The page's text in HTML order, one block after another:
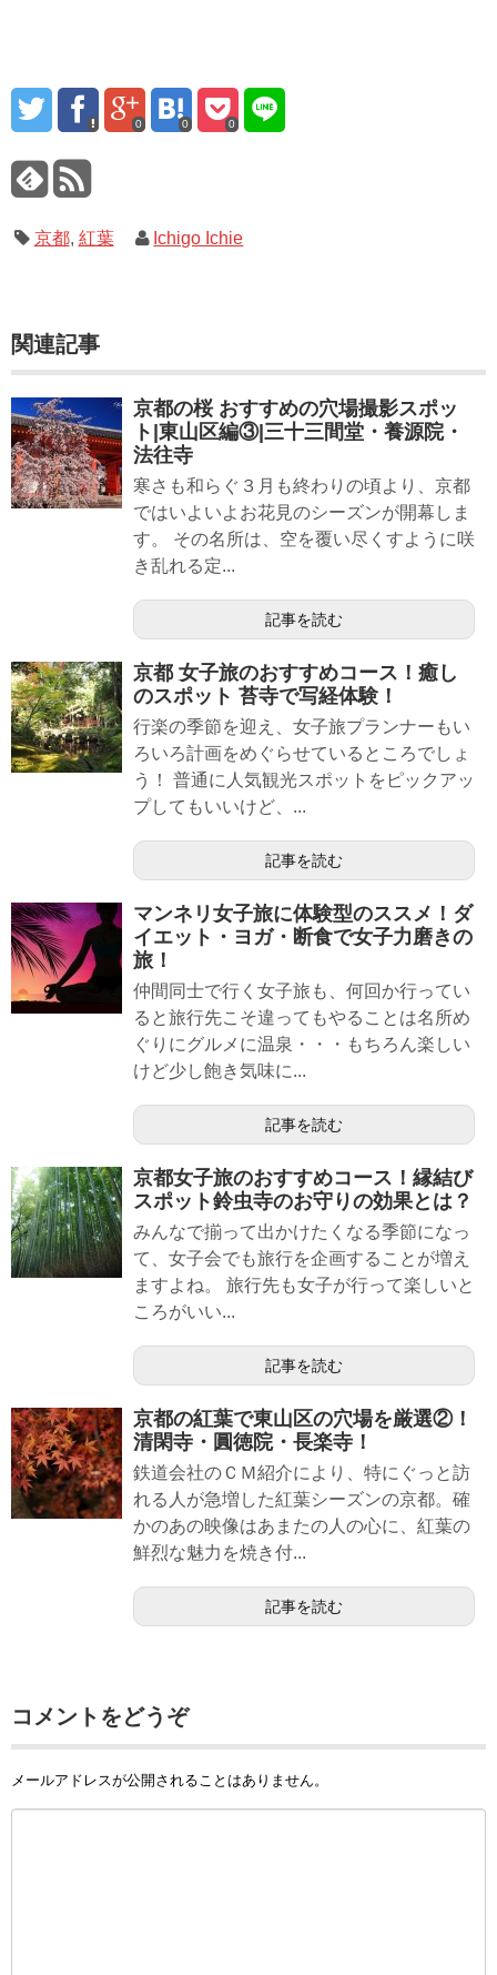
0 0 0
京都, 紅葉 Ichigo Ichie
関連記事
京都の桜 おすすめの穴場撮影スポッ
ト|東山区編③|三十三間堂・養源院・
法往寺
寒さも和らぐ３月も終わりの頃より、京都
ではいよいよお花見のシーズンが開幕しま
す。 その名所は、空を覆い尽くすように咲
き乱れる定...
記事を読む
京都 女子旅のおすすめコース！癒し
のスポット 苔寺で写経体験！
行楽の季節を迎え、女子旅プランナーもい
ろいろ計画をめぐらせているところでしょ
う！ 普通に人気観光スポットをピックアッ
プしてもいいけど、...
記事を読む
マンネリ女子旅に体験型のススメ！ダ
イエット・ヨガ・断食で女子力磨きの
旅！
仲間同士で行く女子旅も、何回か行ってい
ると旅行先こそ違ってもやることは名所め
ぐりにグルメに温泉・・・もちろん楽しい
けど少し飽き気味に...
記事を読む
京都女子旅のおすすめコース！縁結び
スポット鈴虫寺のお守りの効果とは？
みんなで揃って出かけたくなる季節になっ
て、女子会でも旅行を企画することが増え
ますよね。 旅行先も女子が行って楽しいと
ころがいい...
記事を読む
京都の紅葉で東山区の穴場を厳選②！
清閑寺・圓徳院・長楽寺！
鉄道会社のＣＭ紹介により、特にぐっと訪
れる人が急増した紅葉シーズンの京都。確
かのあの映像はあまたの人の心に、紅葉の
鮮烈な魅力を焼き付...
記事を読む
コメントをどうぞ
メールアドレスが公開されることはありません。